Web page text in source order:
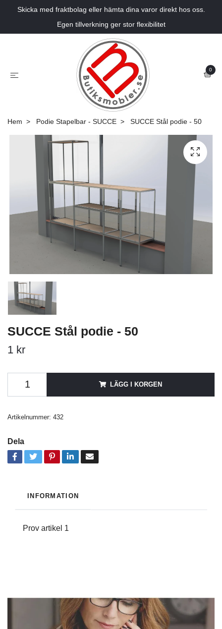
Skicka med fraktbolag eller hämta dina varor direkt hos oss.
Egen tillverkning ger stor flexibilitet
0
Hem Podie Stapelbar - SUCCE SUCCE Stål podie - 50
SUCCE Stål podie - 50
1 kr
LÄGG I KORGEN
Artikelnummer: 432
Dela
INFORMATION
Prov artikel 1